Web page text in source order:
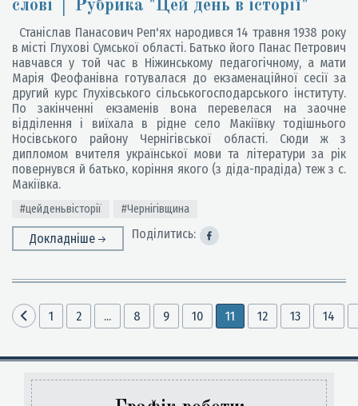
слові │ Рубрика "Цей день в історії"
Станіслав Панасович Реп'ях народився 14 травня 1938 року
в місті Глухові Сумської області. Батько його Панас Петрович
навчався у той час в Ніжинському педагогічному, а мати
Марія Феофанівна готувалася до екзаменаційної сесії за
другий курс Глухівського сільськогосподарського інституту.
По закінченні екзаменів вона перевелася на заочне
відділення і виїхала в рідне село Макіївку тодішнього
Носівського району Чернігівської області. Сюди ж з
дипломом вчителя української мови та літератури за рік
повернувся й батько, коріння якого (з діда-прадіда) теж з с.
Макіївка.
#цейденьвісторії #Чернігівщина
Докладніше Поділитись:
1 2 ... 8 9 10 11 12 13 14